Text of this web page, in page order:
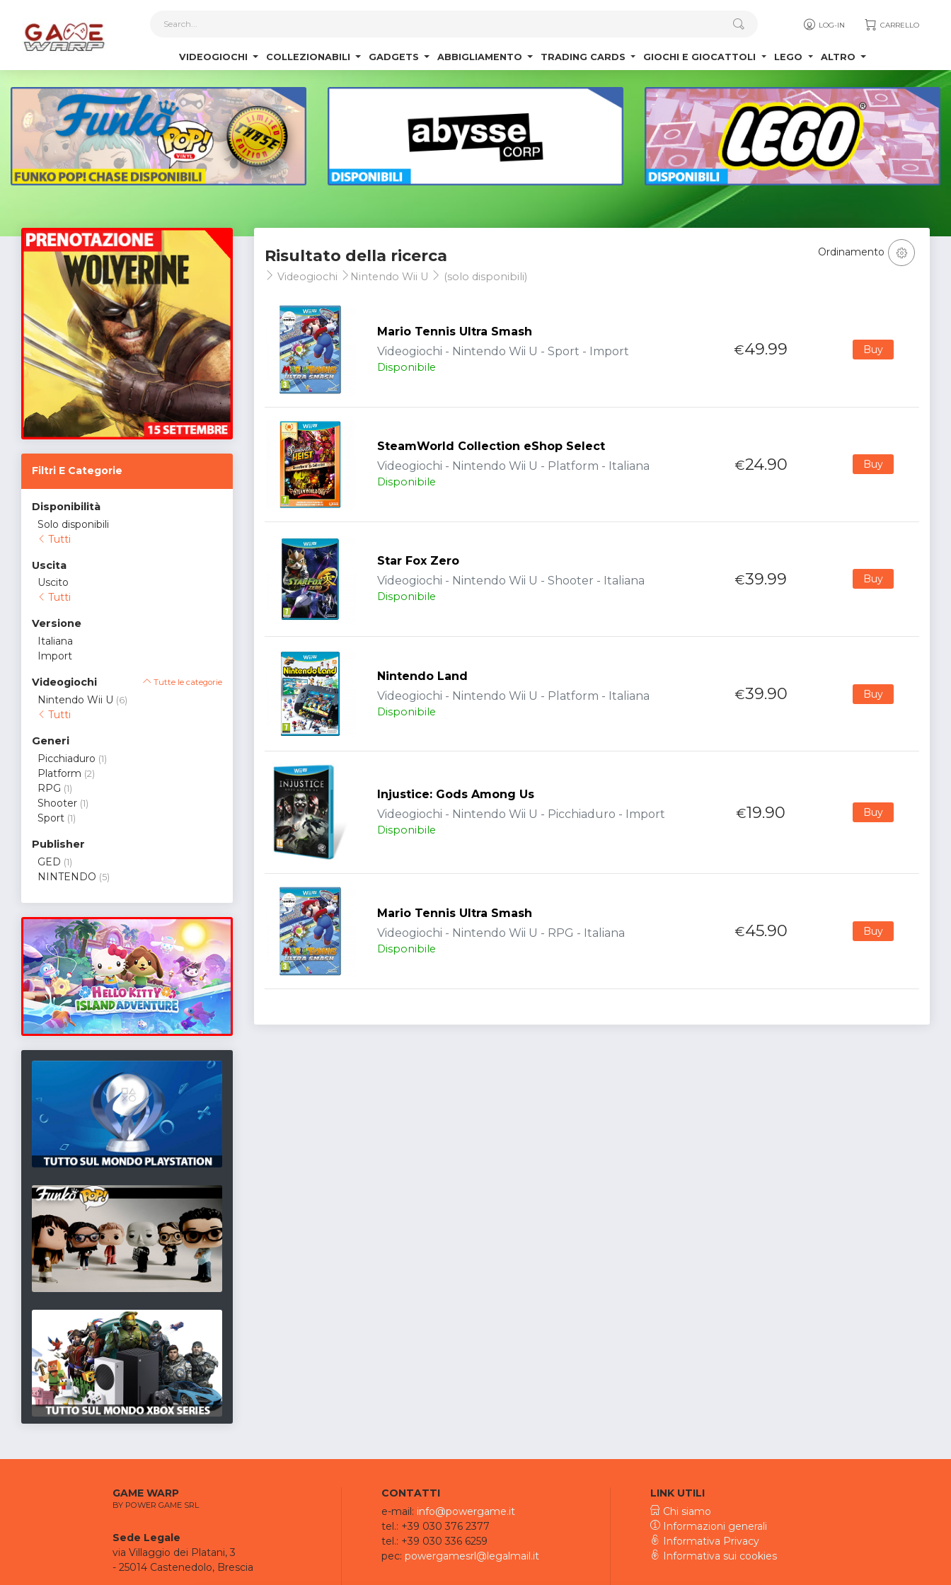
LOG-IN CARRELLO
VIDEOGIOCHI COLLEZIONABILI GADGETS ABBIGLIAMENTO TRADING CARDS GIOCHI E GIOCATTOLI LEGO ALTRO
Filtri E Categorie
Disponibilità
Solo disponibili
Tutti
Uscita
Uscito
Tutti
Versione
Italiana
Import
Videogiochi Tutte le categorie
Nintendo Wii U (6)
Tutti
Generi
Picchiaduro (1)
Platform (2)
RPG (1)
Shooter (1)
Sport (1)
Publisher
GED (1)
NINTENDO (5)
Risultato della ricerca
Videogiochi Nintendo Wii U (solo disponibili)
Ordinamento
Mario Tennis Ultra Smash
Videogiochi - Nintendo Wii U - Sport - Import
Disponibile
€49.99 Buy
SteamWorld Collection eShop Select
Videogiochi - Nintendo Wii U - Platform - Italiana
Disponibile
€24.90 Buy
Star Fox Zero
Videogiochi - Nintendo Wii U - Shooter - Italiana
Disponibile
€39.99 Buy
Nintendo Land
Videogiochi - Nintendo Wii U - Platform - Italiana
Disponibile
€39.90 Buy
Injustice: Gods Among Us
Videogiochi - Nintendo Wii U - Picchiaduro - Import
Disponibile
€19.90 Buy
Mario Tennis Ultra Smash
Videogiochi - Nintendo Wii U - RPG - Italiana
Disponibile
€45.90 Buy
GAME WARP
BY POWER GAME SRL
Sede Legale
via Villaggio dei Platani, 3
- 25014 Castenedolo, Brescia
CONTATTI
e-mail: info@powergame.it
tel.: +39 030 376 2377
tel.: +39 030 336 6259
pec: powergamesrl@legalmail.it
LINK UTILI
Chi siamo
Informazioni generali
Informativa Privacy
Informativa sui cookies